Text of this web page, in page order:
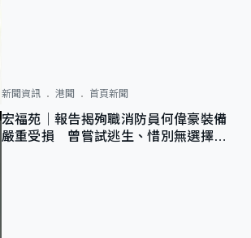
新聞資訊 港聞 首頁新聞
宏福苑｜報告揭殉職消防員何偉豪裝備
嚴重受損 曾嘗試逃生、惜別無選擇下